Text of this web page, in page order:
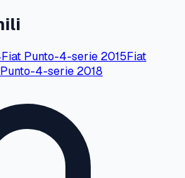
Fiat Punto-4-serie 2015Fiat
Punto-4-serie 2018